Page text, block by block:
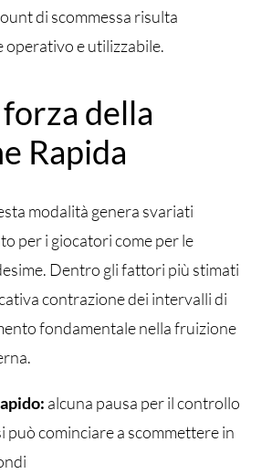
di scommessa risulta
operativo e utilizzabile.
della
Rapida
modalità genera svariati
per i giocatori come per le
Dentro gli fattori più stimati
contrazione dei intervalli di
fondamentale nella fruizione
alcuna pausa per il controllo
può cominciare a scommettere in